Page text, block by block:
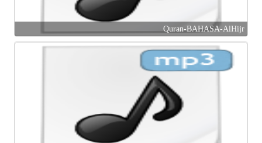
Quran-BAHASA-AlHijr